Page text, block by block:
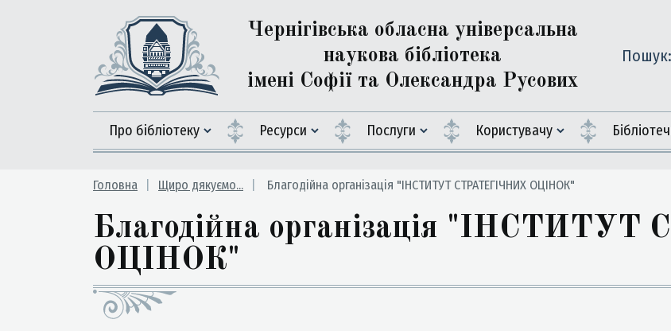
Чернігівська обласна універсальна
наукова бібліотека
імені Софії та Олександра Русових
Пошук:
Про бібліотеку Ресурси Послуги Користувачу
Головна Щиро дякуємо... Благодійна організація "ІНСТИТУТ СТРАТЕГІЧНИХ ОЦІНОК"
Благодійна організація
ОЦІНОК"